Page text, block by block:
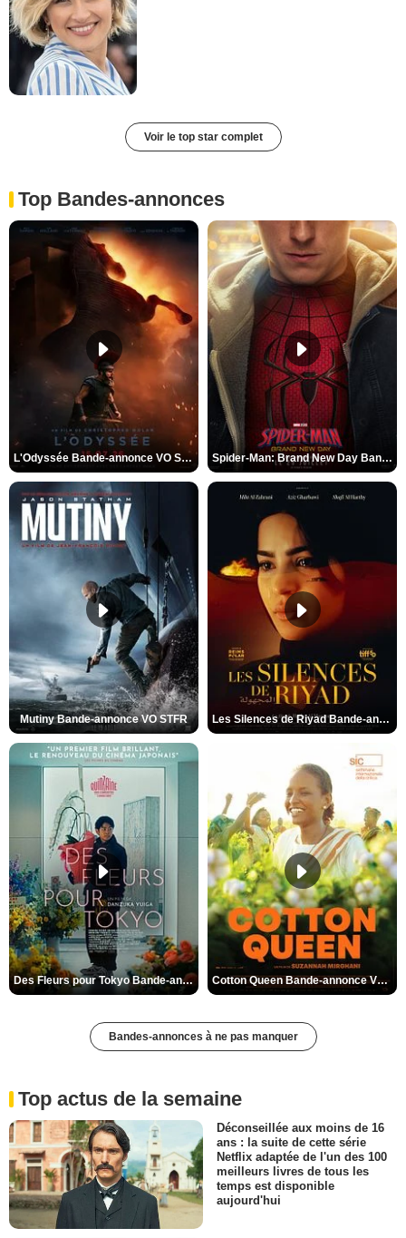
Voir le top star complet
Top Bandes-annonces
L'Odyssée Bande-annonce VO STFR Spider-Man: Brand New Day Bande-annonce VO STFR
Mutiny Bande-annonce VO STFR Les Silences de Riyad Bande-annonce VO STFR
Des Fleurs pour Tokyo Bande-annonce VO STFR Cotton Queen Bande-annonce VO STFR
Bandes-annonces à ne pas manquer
Top actus de la semaine
Déconseillée aux moins de 16
ans : la suite de cette série
Netflix adaptée de l'un des 100
meilleurs livres de tous les
temps est disponible
aujourd'hui